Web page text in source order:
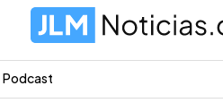
Podcast